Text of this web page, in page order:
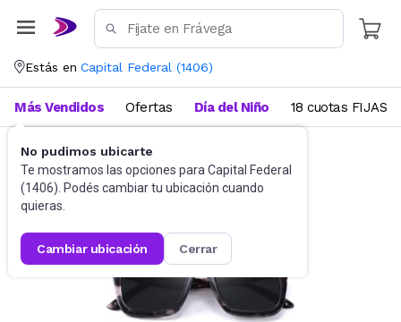
Estás en Capital Federal (1406)
No pudimos ubicarte
Te mostramos las opciones para Capital Federal
(1406). Podés cambiar tu ubicación cuando
quieras.
cambiar ubicación cerrar
Más Vendidos Ofertas Día del Niño 18 cuotas FIJAS
Accesorios Anteojos de sol